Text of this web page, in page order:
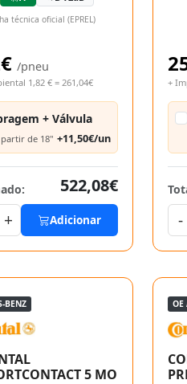
técnica oficial (EPREL)
/pneu
1,82 € = 261,04€
+ Válvula
partir de 18" +11,50€/un
522,08€
+ Adicionar
+
-
BENZ
5 MO
OE